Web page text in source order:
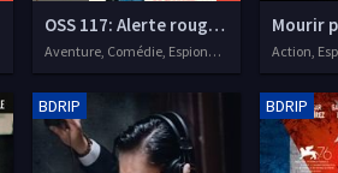
OSS 117: Alerte rouge en Afrique noire
Aventure, Comédie, Espionnage, 2021
Mourir
BDRIP BDRIP